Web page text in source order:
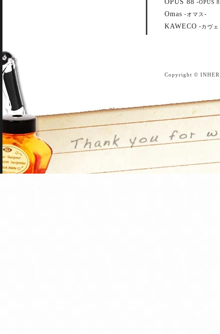
-OPUS
Omas -オマス -
KAWECO -カヴェ
Copyright ©